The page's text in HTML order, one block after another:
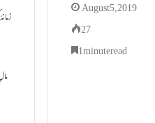
August 5, 2019
27
1 minute read